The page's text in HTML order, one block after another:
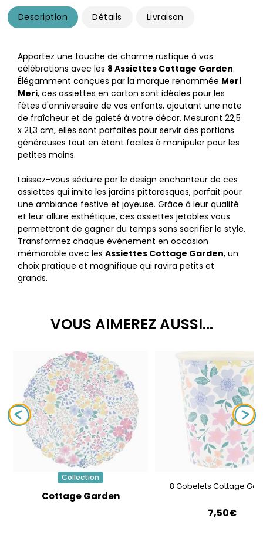
Description Détails Livraison
Apportez une touche de charme rustique à vos
célébrations avec les 8 Assiettes Cottage Garden.
Élégamment conçues par la marque renommée Meri
Meri, ces assiettes en carton sont idéales pour les
fêtes d'anniversaire de vos enfants, ajoutant une note
de fraîcheur et de gaieté à votre décor. Mesurant 22,5
x 21,3 cm, elles sont parfaites pour servir des portions
généreuses tout en étant faciles à manipuler pour les
petites mains.
Laissez-vous séduire par le design enchanteur de ces
assiettes qui imite les jardins pittoresques, parfait pour
une ambiance festive et joyeuse. Grâce à leur qualité
et leur allure esthétique, ces assiettes jetables vous
permettront de gagner du temps sans sacrifier le style.
Transformez chaque événement en occasion
mémorable avec les Assiettes Cottage Garden, un
choix pratique et magnifique qui ravira petits et
grands.
VOUS AIMEREZ AUSSI...
Collection
Cottage Garden
8 Gobelets Cottage
7,50€